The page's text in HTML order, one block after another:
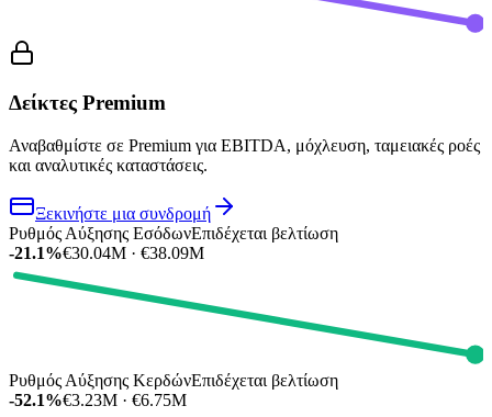
Δείκτες Premium
Αναβαθμίστε σε Premium για EBITDA, μόχλευση, ταμειακές ροές
και αναλυτικές καταστάσεις.
Ξεκινήστε μια συνδρομή
Ρυθμός Αύξησης ΕσόδωνΕπιδέχεται βελτίωση
-21.1%€30.04M · €38.09M
Ρυθμός Αύξησης ΚερδώνΕπιδέχεται βελτίωση
-52.1%€3.23M · €6.75M